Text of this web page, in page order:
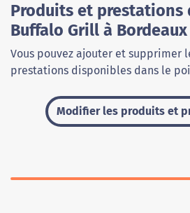
Produits et prestations
Buffalo Grill à Bordeaux
Vous pouvez ajouter et supprimer
prestations disponibles dans le
Modifier les produits et